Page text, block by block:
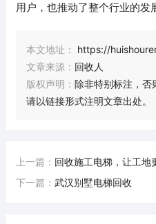
用户，也推动了整个行业的发
本文地址：
https://
文章来源： 回收人
版权声明： 除非特别标注，否
请以链接形式注明文章出处。
上一篇： 回收施工电梯，让工地
下一篇： 武汉别墅电梯回收